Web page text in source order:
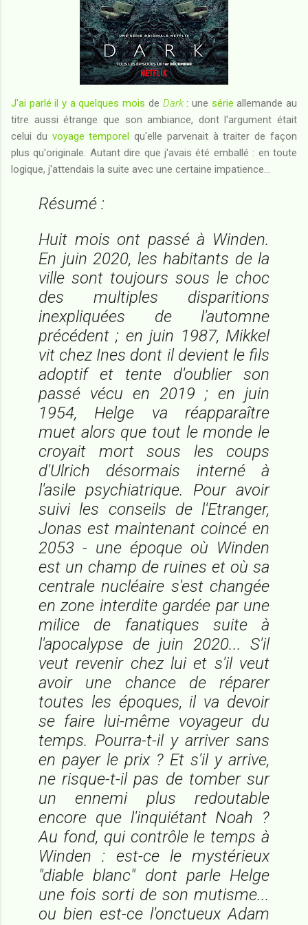
J'ai parlé il y a quelques mois de Dark: une série allemande au
titre aussi étrange que son ambiance, dont l'argument était
celui du voyage temporel qu'elle parvenait à traiter de façon
plus qu'originale. Autant dire que j'avais été emballé : en toute
logique, j'attendais la suite avec une certaine impatience...
Résumé :
Huit mois ont passé à Winden.
En juin 2020, les habitants de la
ville sont toujours sous le choc
des multiples disparitions
inexpliquées de l'automne
précédent ; en juin 1987, Mikkel
vit chez Ines dont il devient le fils
adoptif et tente d'oublier son
passé vécu en 2019 ; en juin
1954, Helge va réapparaître
muet alors que tout le monde le
croyait mort sous les coups
d'Ulrich désormais interné à
l'asile psychiatrique. Pour avoir
suivi les conseils de l'Etranger,
Jonas est maintenant coincé en
2053 - une époque où Winden
est un champ de ruines et où sa
centrale nucléaire s'est changée
en zone interdite gardée par une
milice de fanatiques suite à
l'apocalypse de juin 2020... S'il
veut revenir chez lui et s'il veut
avoir une chance de réparer
toutes les époques, il va devoir
se faire lui-même voyageur du
temps. Pourra-t-il y arriver sans
en payer le prix ? Et s'il y arrive,
ne risque-t-il pas de tomber sur
un ennemi plus redoutable
encore que l'inquiétant Noah ?
Au fond, qui contrôle le temps à
Winden : est-ce le mystérieux
"diable blanc" dont parle Helge
une fois sorti de son mutisme...
ou bien est-ce l'onctueux Adam